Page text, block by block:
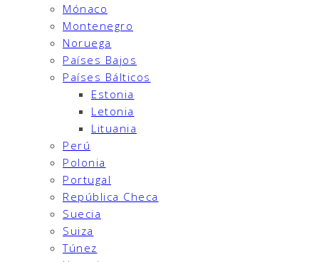
Mónaco
Montenegro
Noruega
Países Bajos
Países Bálticos
Estonia
Letonia
Lituania
Perú
Polonia
Portugal
República Checa
Suecia
Suiza
Túnez